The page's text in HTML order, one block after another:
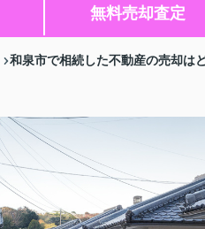
無料売却査定
和泉市で相続した不動産の売却は